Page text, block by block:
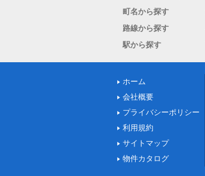
町名から探す
路線から探す
駅から探す
ホーム
会社概要
プライバシーポリシー
利用規約
サイトマップ
物件カタログ